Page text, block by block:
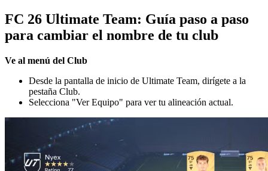
FC 26 Ultimate Team: Guía paso a paso
para cambiar el nombre de tu club
Ve al menú del Club
Desde la pantalla de inicio de Ultimate Team, dirígete a la
pestaña Club.
Selecciona "Ver Equipo" para ver tu alineación actual.